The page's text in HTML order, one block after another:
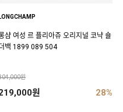
LONGCHAMP
샴 여성 르 플리아쥬 오리지널 코냑 숄
백 1899 089 504
원
원 28%